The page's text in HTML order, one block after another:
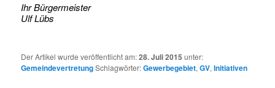
Ihr Bürgermeister
Ulf Lübs
Der Artikel wurde veröffentlicht am:28. Juli 2015 unter:
GemeindevertretungSchlagwörter:Gewerbegebiet,GV,Initiativen